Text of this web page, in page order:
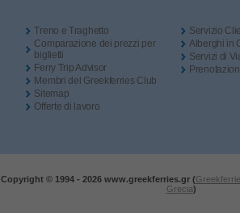
Treno e Traghetto
Comparazione dei prezzi per
biglietti
Ferry Trip Advisor
Membri del Greekferries Club
Sitemap
Offerte di lavoro
Servizio
Alberghi in
Servizi di
Copyright © 1994 - 2026 www.greekferries.gr (
Grecia)